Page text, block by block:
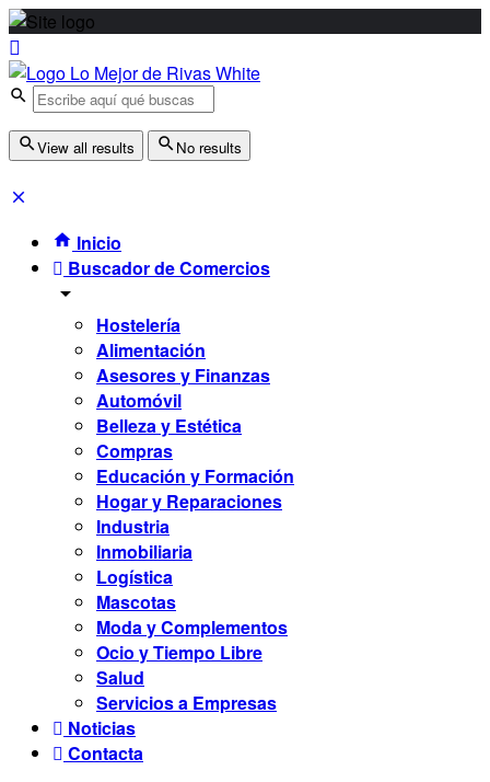
View all results No results
Inicio
Buscador de Comercios
Hostelería
Alimentación
Asesores y Finanzas
Automóvil
Belleza y Estética
Compras
Educación y Formación
Hogar y Reparaciones
Industria
Inmobiliaria
Logística
Mascotas
Moda y Complementos
Ocio y Tiempo Libre
Salud
Servicios a Empresas
Noticias
Contacta